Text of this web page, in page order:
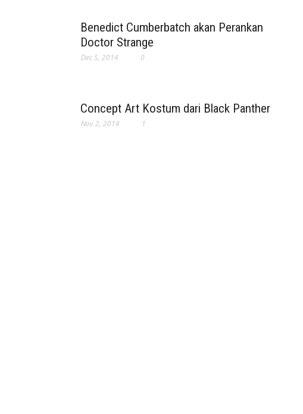
Benedict Cumberbatch akan Perankan
Doctor Strange
Dec 5, 2014 0
Concept Art Kostum dari Black Panther
Nov 2, 2014 1